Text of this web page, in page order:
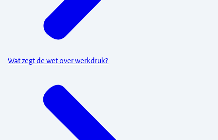
Wat zegt de wet over werkdruk?